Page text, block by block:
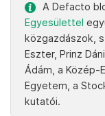
A Defacto
Egyesülettel
közgazdászok,
Eszter, Prinz
Ádám, a Közép-
Egyetem, a
kutatói.